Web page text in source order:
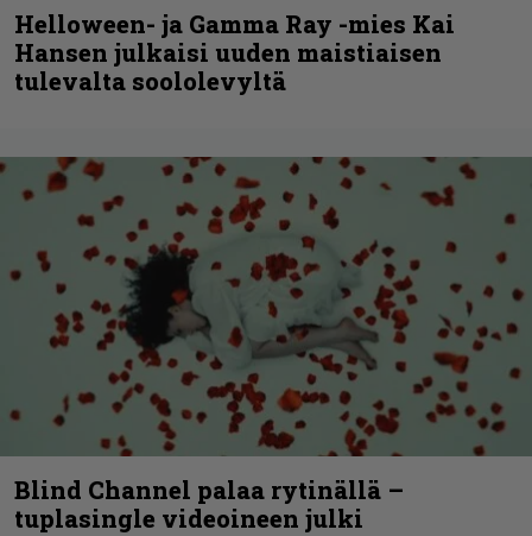
Helloween- ja Gamma Ray -mies Kai
Hansen julkaisi uuden maistiaisen
tulevalta soololevyltä
Blind Channel palaa rytinällä –
tuplasingle videoineen julki